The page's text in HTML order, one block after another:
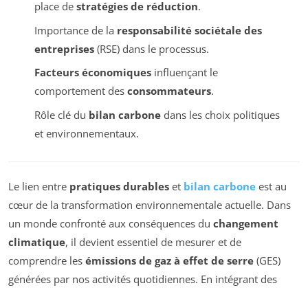
place de stratégies de réduction.
Importance de la responsabilité sociétale des
entreprises(RSE) dans le processus.
Facteurs économiquesinfluençant le
comportement des consommateurs.
Rôle clé du bilan carbonedans les choix politiques
et environnementaux.
Le lien entre pratiques durables et bilan carbone est au
cœur de la transformation environnementale actuelle. Dans
un monde confronté aux conséquences du changement
climatique, il devient essentiel de mesurer et de
comprendre les émissions de gaz à effet de serre (GES)
générées par nos activités quotidiennes. En intégrant des